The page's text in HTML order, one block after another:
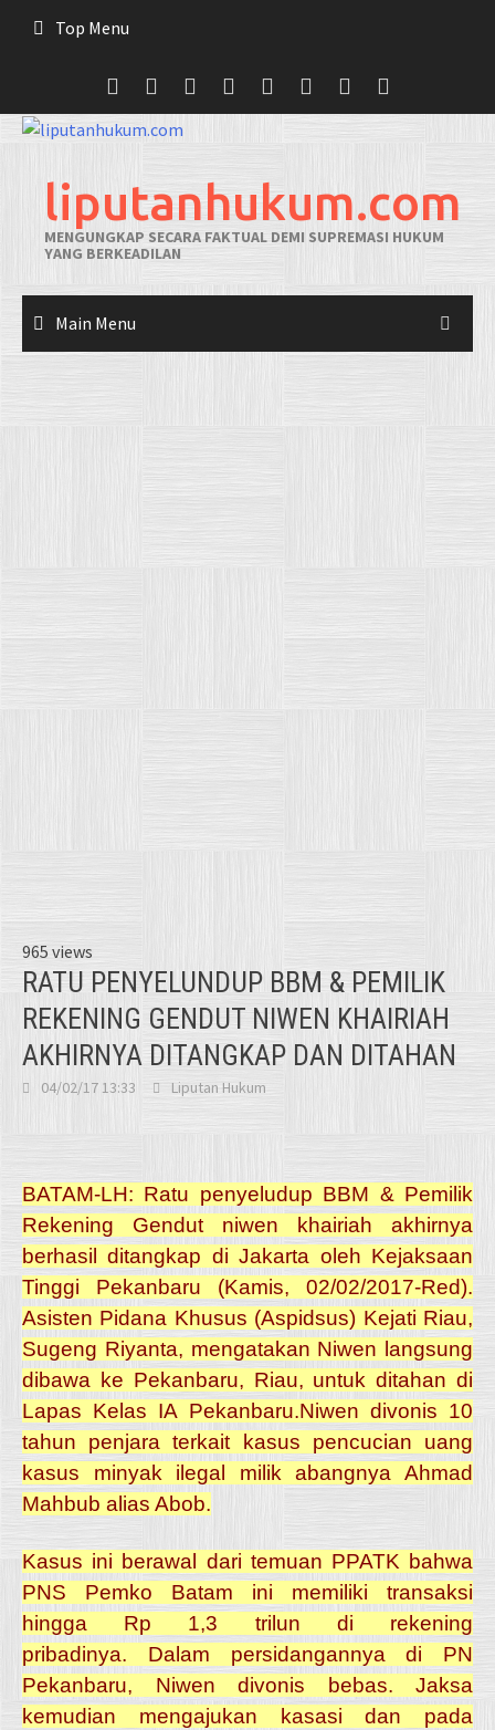
Top Menu
liputanhukum.com
MENGUNGKAP SECARA FAKTUAL DEMI SUPREMASI HUKUM
YANG BERKEADILAN
Main Menu
965 views
RATU PENYELUNDUP BBM & PEMILIK
REKENING GENDUT NIWEN KHAIRIAH
AKHIRNYA DITANGKAP DAN DITAHAN
04/02/17 13:33 Liputan Hukum
BATAM-LH: Ratu penyeludup BBM & Pemilik
Rekening Gendut niwen khairiah akhirnya
berhasil ditangkap di Jakarta oleh Kejaksaan
Tinggi Pekanbaru (Kamis, 02/02/2017-Red).
Asisten Pidana Khusus (Aspidsus) Kejati Riau,
Sugeng Riyanta, mengatakan Niwen langsung
dibawa ke Pekanbaru, Riau, untuk ditahan di
Lapas Kelas IA Pekanbaru.Niwen divonis 10
tahun penjara terkait kasus pencucian uang
kasus minyak ilegal milik abangnya Ahmad
Mahbub alias Abob.
Kasus ini berawal dari temuan PPATK bahwa
PNS Pemko Batam ini memiliki transaksi
hingga Rp 1,3 trilun di rekening
pribadinya. Dalam persidangannya di PN
Pekanbaru, Niwen divonis bebas. Jaksa
kemudian mengajukan kasasi dan pada